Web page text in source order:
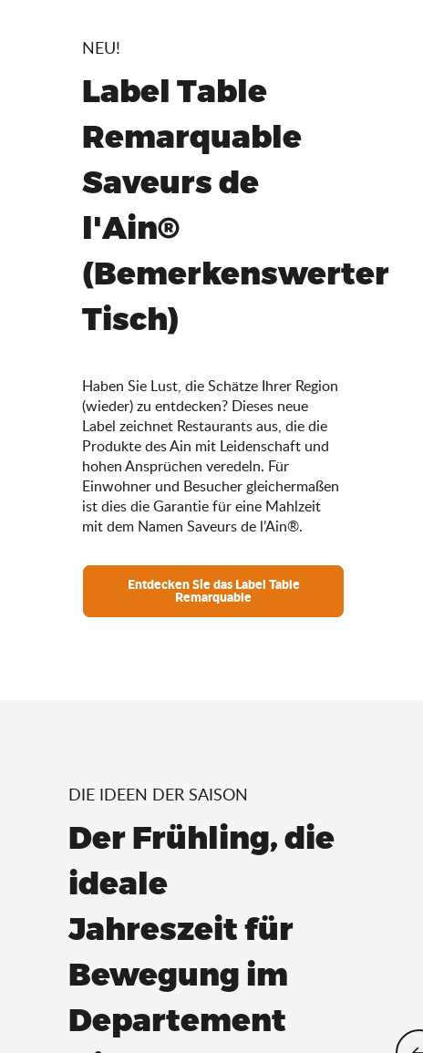
NEU!
Label Table
Remarquable
Saveurs de
l'Ain®
(Bemerkenswerter
Tisch)
Haben Sie Lust, die Schätze Ihrer Region
(wieder) zu entdecken? Dieses neue
Label zeichnet Restaurants aus, die die
Produkte des Ain mit Leidenschaft und
hohen Ansprüchen veredeln. Für
Einwohner und Besucher gleichermaßen
ist dies die Garantie für eine Mahlzeit
mit dem Namen Saveurs de l’Ain®.
Entdecken Sie das Label Table
Remarquable
DIE IDEEN DER SAISON
Der Frühling, die
ideale
Jahreszeit für
Bewegung im
Departement